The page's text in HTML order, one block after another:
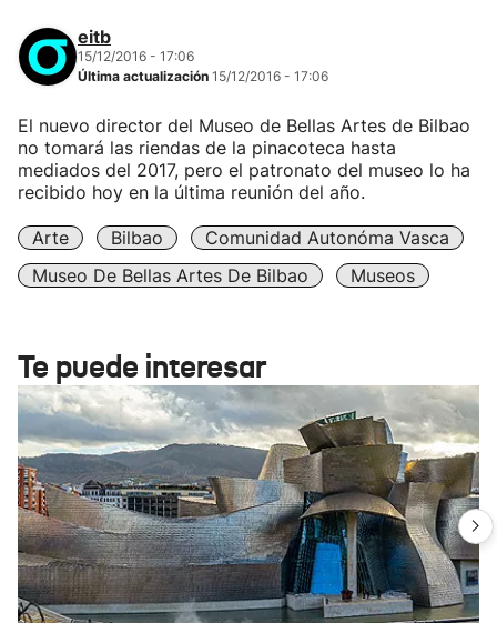
eitb
15/12/2016 - 17:06
Última actualización 15/12/2016 - 17:06
El nuevo director del Museo de Bellas Artes de Bilbao
no tomará las riendas de la pinacoteca hasta
mediados del 2017, pero el patronato del museo lo ha
recibido hoy en la última reunión del año.
Arte Bilbao
Comunidad Autonóma Vasca
Museo De Bellas Artes De Bilbao
Museos
Te puede interesar